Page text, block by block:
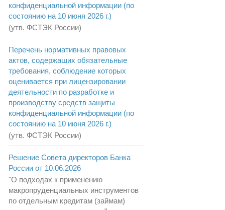
конфиденциальной информации (по
состоянию на 10 июня 2026 г.)
(утв. ФСТЭК России)
Перечень нормативных правовых
актов, содержащих обязательные
требования, соблюдение которых
оценивается при лицензировании
деятельности по разработке и
производству средств защиты
конфиденциальной информации (по
состоянию на 10 июня 2026 г.)
(утв. ФСТЭК России)
Решение Совета директоров Банка
России от 10.06.2026
"О подходах к применению
макропруденциальных инструментов
по отдельным кредитам (займам)